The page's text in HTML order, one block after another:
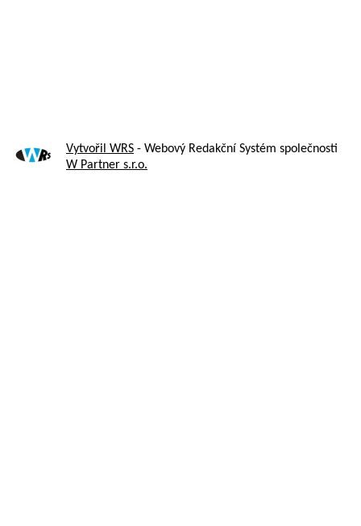
Vytvořil WRS - Webový Redakční Systém společnosti
W Partner s.r.o.